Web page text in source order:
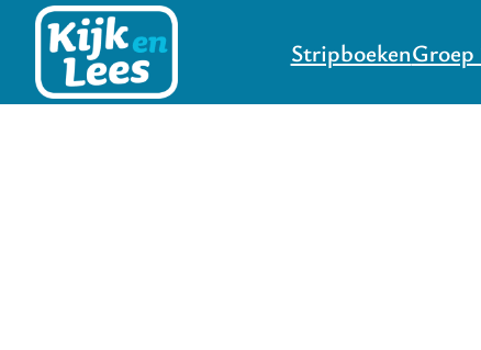
StripboekenGroep